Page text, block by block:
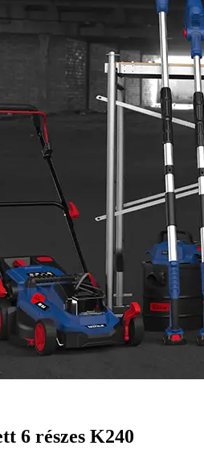
6 részes K240